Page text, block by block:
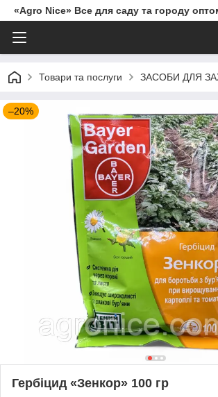
«Agro Nice» Все для саду та городу
Товари та послуги ЗАСОБИ ДЛЯ
–20%
Гербіцид «Зенкор» 100 гр